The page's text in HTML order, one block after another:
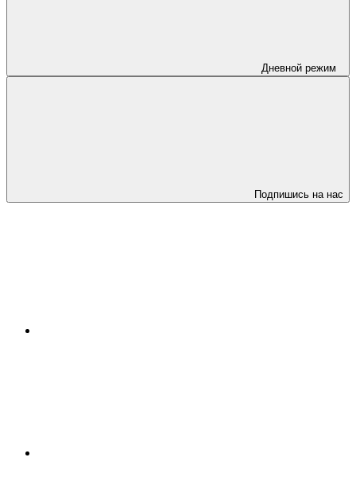
Дневной режим
Подпишись на нас